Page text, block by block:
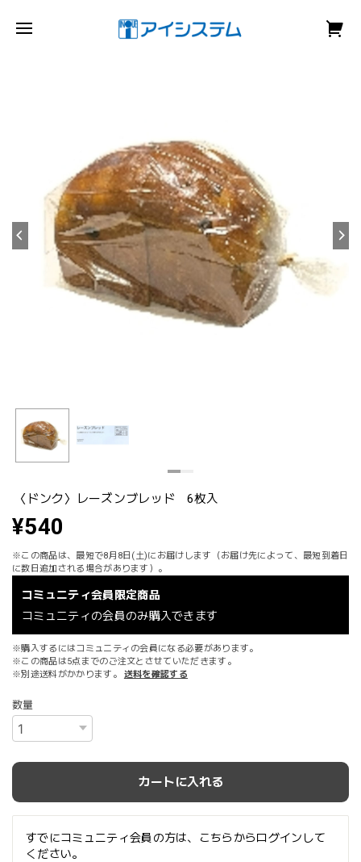
〈ドンク〉レーズンブレッド 6枚入
¥540
※この商品は、最短で8月8日(土)にお届けします（お届け先によって、最短到着日
に数日追加される場合があります）。
コミュニティ会員限定商品
コミュニティの会員のみ購入できます
※購入するにはコミュニティの会員になる必要があります。
※この商品は5点までのご注文とさせていただきます。
※別途送料がかかります。
送料を確認する
数量
カートに入れる
すでにコミュニティ会員の方は、こちらからログインして
ください。